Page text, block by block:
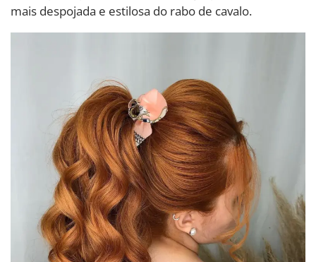
mais despojada e estilosa do rabo de cavalo.